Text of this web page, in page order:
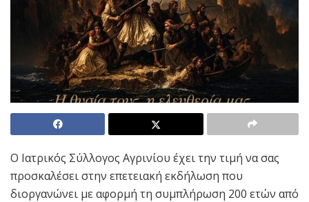
Ο Ιατρικός Σύλλογος Αγρινίου έχει την τιμή να σας
προσκαλέσει στην επετειακή εκδήλωση που
διοργανώνει με αφορμή τη συμπλήρωση 200 ετών από